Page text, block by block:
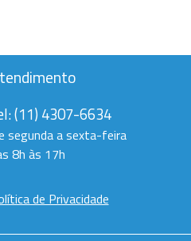
(11) 4307-6634
segunda a sexta-feira
8h às 17h
de Privacidade